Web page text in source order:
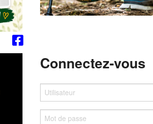
Connectez-vous